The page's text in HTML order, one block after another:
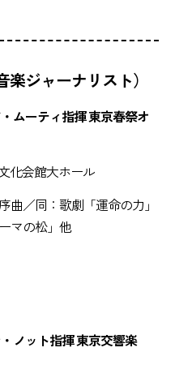
ャーナリスト）
ムーティ指揮 東京春祭オ
化会館大ホール
曲／同：歌劇「運命の力」
マの松」他
ノット指揮 東京交響楽